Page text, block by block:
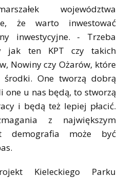
województwa
że warto inwestować
inwestycyjne. - Trzeba
jak ten KPT czy takich
Nowiny czy Ożarów, które
One tworzą dobrą
one u nas będą, to stworzą
i będą też lepiej płacić.
z największym
demografia może być
Kieleckiego Parku